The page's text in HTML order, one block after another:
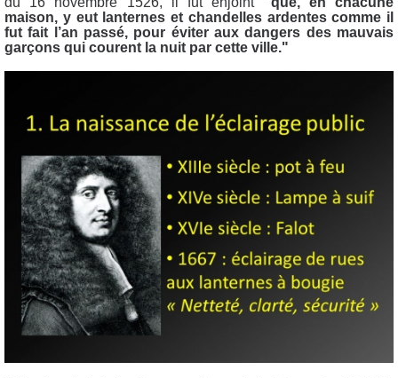
maison, y eut lanternes et chandelles ardentes comme il
fut fait l’an passé, pour éviter aux dangers des mauvais
garçons qui courent la nuit par cette ville."